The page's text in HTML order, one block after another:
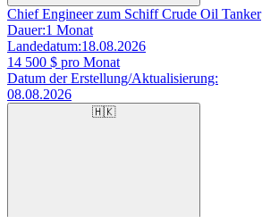
Chief Engineer zum Schiff Crude Oil Tanker
Dauer:1 Monat
Landedatum:18.08.2026
14 500 $ pro Monat
Datum der Erstellung/Aktualisierung:
08.08.2026
🇭🇰